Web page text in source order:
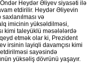
Heydər Əliyev siyasəti ilə
etdirilir. Heydər Əliyevin
və
imicinin yüksəldilməsi,
kimi taleyüklü məsələlərdə
etmək olar ki, Prezident
irsinin layiqli davamçısı kimi
sayəsində
yüksəliş dövrünü yaşayır.